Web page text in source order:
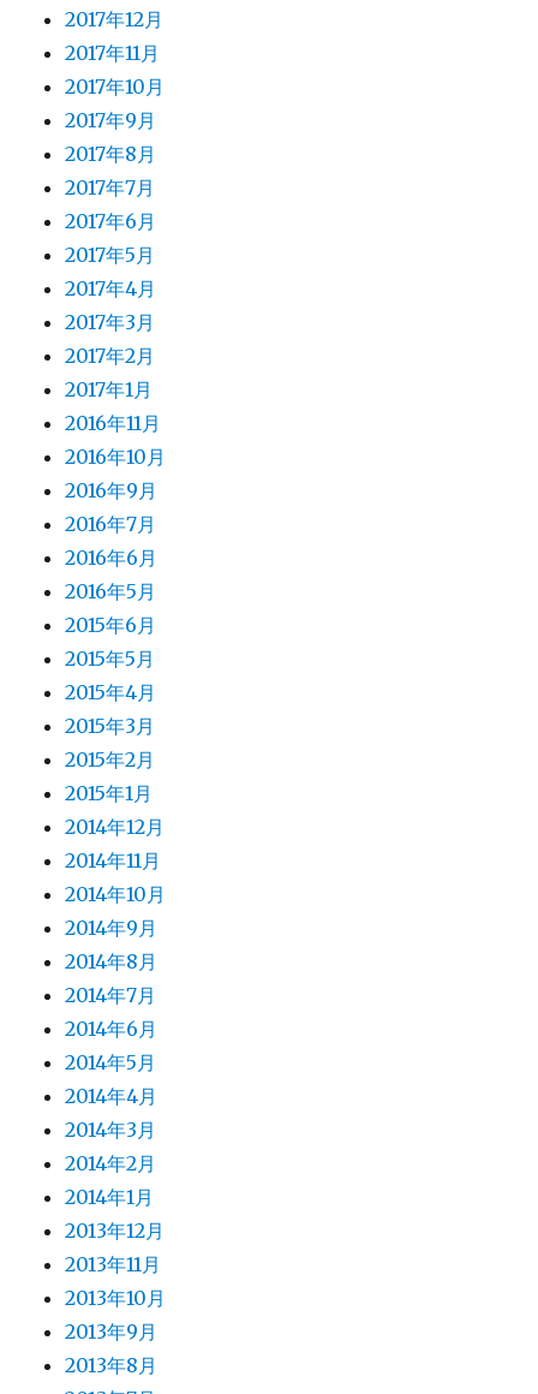
2017年12月
2017年11月
2017年10月
2017年9月
2017年8月
2017年7月
2017年6月
2017年5月
2017年4月
2017年3月
2017年2月
2017年1月
2016年11月
2016年10月
2016年9月
2016年7月
2016年6月
2016年5月
2015年6月
2015年5月
2015年4月
2015年3月
2015年2月
2015年1月
2014年12月
2014年11月
2014年10月
2014年9月
2014年8月
2014年7月
2014年6月
2014年5月
2014年4月
2014年3月
2014年2月
2014年1月
2013年12月
2013年11月
2013年10月
2013年9月
2013年8月